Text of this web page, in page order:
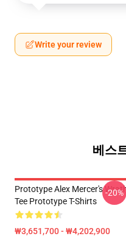
Write your review
베스
Prototype Alex Mercer's
Tee Prototype T-Shirts
₩3,651,700 - ₩4,202,900
-20%